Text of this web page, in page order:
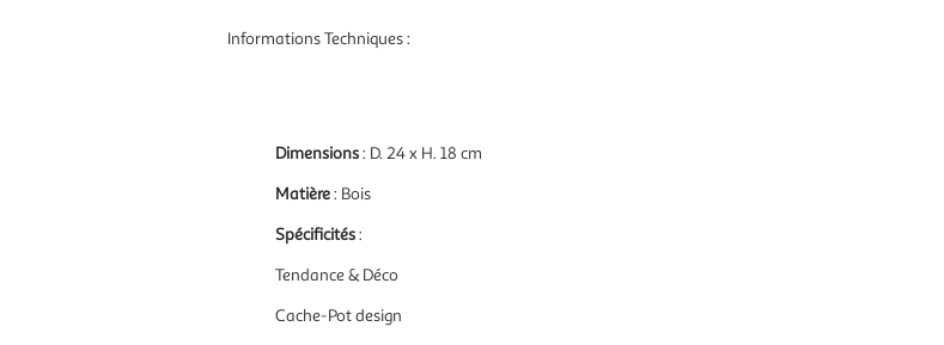
Informations Techniques :
Dimensions: D. 24 x H. 18 cm
Matière: Bois
Spécificités:
Tendance & Déco
Cache-Pot design